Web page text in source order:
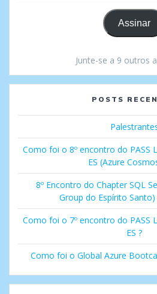
e-
mail
Assinar
Junte-se a 9 outros
POSTS
Como foi o 8º encontro do PASS
ES (Azure
8º Encontro do Chapter SQL
Group do Espírito
Como foi o 7º encontro do PASS
ES ?
Como foi o Global Azure